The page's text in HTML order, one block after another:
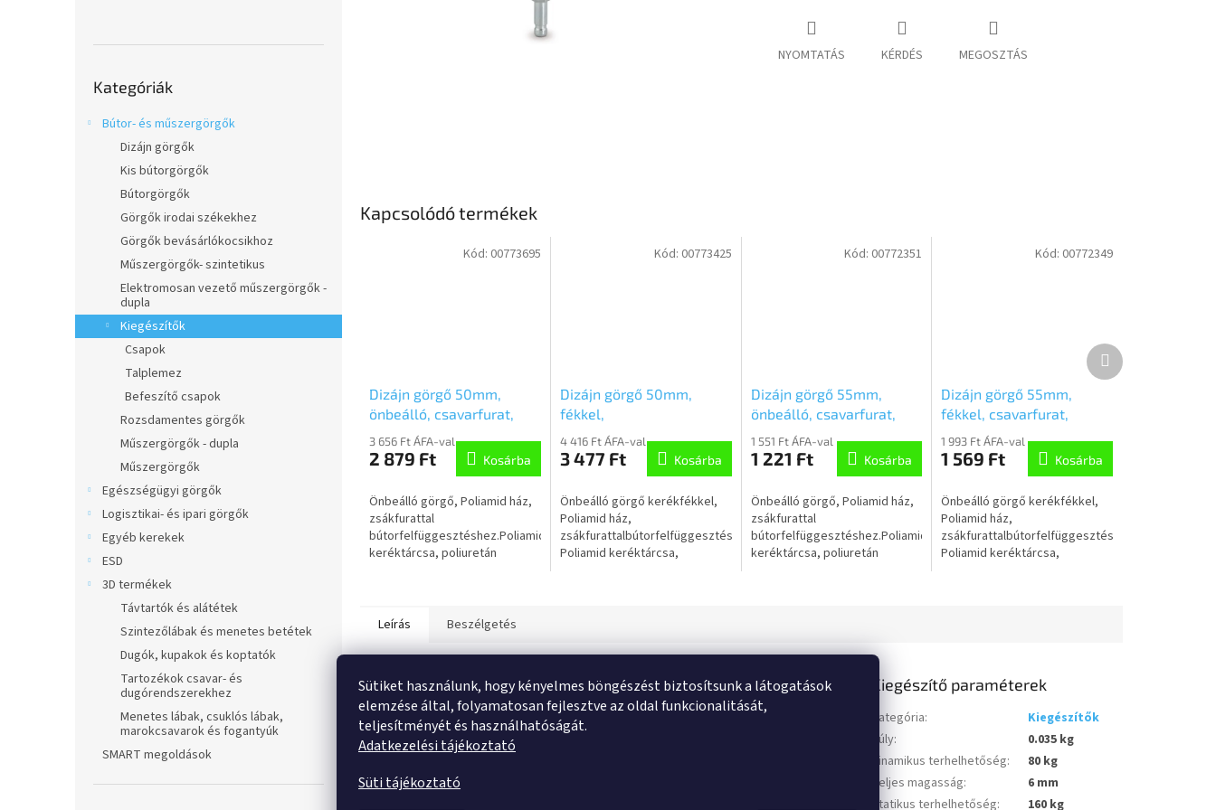
Sütiket használunk, hogy kényelmes böngészést biztosítsunk a látogatások
elemzése által, folyamatosan fejlesztve az oldal funkcionalitását,
teljesítményét és használhatóságát.
Adatkezelési tájékoztató
Süti tájékoztató
átugrása
Kategóriák
Bútor- és műszergörgők
Dizájn görgők
Kis bútorgörgők
Bútorgörgők
Görgők irodai székekhez
Görgők bevásárlókocsikhoz
Műszergörgők- szintetikus
Elektromosan vezető műszergörgők -
dupla
Kiegészítők
Csapok
Talplemez
Befeszítő csapok
Rozsdamentes görgők
Műszergörgők - dupla
Műszergörgők
Egészségügyi görgők
Logisztikai- és ipari görgők
Egyéb kerekek
ESD
3D termékek
Távtartók és alátétek
Szintezőlábak és menetes betétek
Dugók, kupakok és koptatók
Tartozékok csavar- és
dugórendszerekhez
Menetes lábak, csuklós lábak,
marokcsavarok és fogantyúk
SMART megoldások
NYOMTATÁS KÉRDÉS MEGOSZTÁS
Kapcsolódó termékek
Dizájn görgő 50mm,
önbeálló, csavarfurat,
5920UAI050L51-10
RAL7001
3 656 Ft ÁFA-val
2 879 Ft Kosárba
Önbeálló görgő, Poliamid ház,
zsákfurattal
bútorfelfüggesztéshez.Poliamid
keréktárcsa, poliuretán
Kód: 00773695
Dizájn görgő 50mm,
fékkel,
csavarfurat,5925UAI050L51-
10 RAL9002/7015
4 416 Ft ÁFA-val
3 477 Ft Kosárba
Önbeálló görgő kerékfékkel,
Poliamid ház,
zsákfurattalbútorfelfüggesztéshez.
Poliamid keréktárcsa,
Kód: 00773425
Dizájn görgő 55mm,
önbeálló, csavarfurat,
5920UAI055L51-10
1 551 Ft ÁFA-val
1 221 Ft Kosárba
Önbeálló görgő, Poliamid ház,
zsákfurattal
bútorfelfüggesztéshez.Poliamid
keréktárcsa, poliuretán
Kód: 00772351
Dizájn görgő 55mm,
fékkel, csavarfurat,
5925UAI055L51-10
1 993 Ft ÁFA-val
1 569 Ft Kosárba
Önbeálló görgő kerékfékkel,
Poliamid ház,
zsákfurattalbútorfelfüggesztéshez.
Poliamid keréktárcsa,
Kód: 00772349
Következő
termék
Leírás Beszélgetés
Termék részletes leírása
Semmilyen termékleírás nem érhető el
Kiegészítő paraméterek
Kategória:
Kiegészítők
Súly:
0.035 kg
Dinamikus terhelhetőség:
80 kg
Teljes magasság:
6 mm
Statikus terhelhetőség: 160 kg